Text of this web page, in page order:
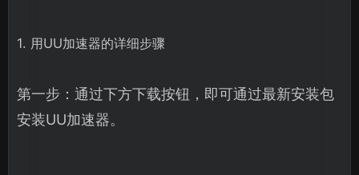
1. 用UU加速器的详细步骤
第一步：通过下方下载按钮，即可通过最新安装包
安装UU加速器。